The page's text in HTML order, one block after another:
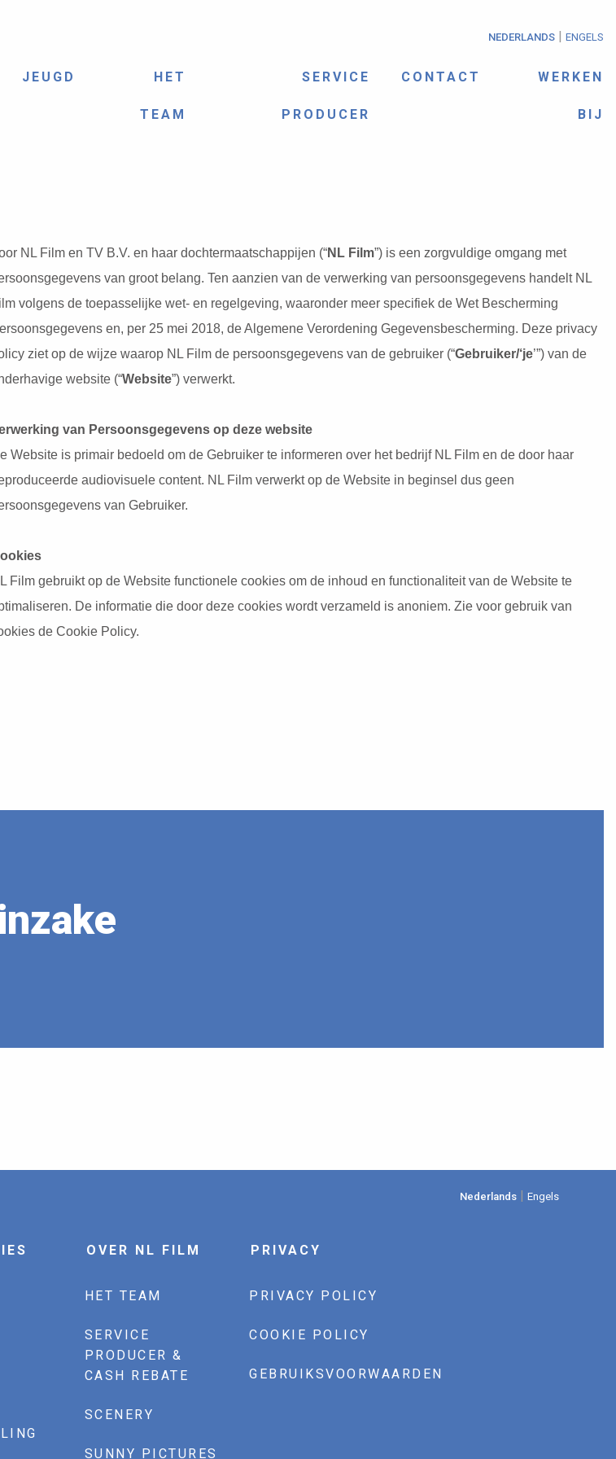
JEUGD HET
TEAM
SERVICE
PRODUCER
CONTACT WERKEN
BIJ
NEDERLANDS | ENGELS
NL Film en TV B.V. en haar dochtermaatschappijen (“NL Film”) is een zorgvuldige omgang met
van groot belang. Ten aanzien van de verwerking van persoonsgegevens handelt NL
volgens de toepasselijke wet- en regelgeving, waaronder meer specifiek de Wet Bescherming
en, per 25 mei 2018, de Algemene Verordening Gegevensbescherming. Deze privacy
ziet op de wijze waarop NL Film de persoonsgegevens van de gebruiker (“Gebruiker/‘je’”) van de
website (“Website”) verwerkt.
van Persoonsgegevens op deze website
Website is primair bedoeld om de Gebruiker te informeren over het bedrijf NL Film en de door haar
audiovisuele content. NL Film verwerkt op de Website in beginsel dus geen
van Gebruiker.
Film gebruikt op de Website functionele cookies om de inhoud en functionaliteit van de Website te
De informatie die door deze cookies wordt verzameld is anoniem. Zie voor gebruik van
de Cookie Policy.
OVER NL FILM
HET TEAM
SERVICE
PRODUCER &
CASH REBATE
SCENERY
SUNNY PICTURES
PRIVACY
PRIVACY POLICY
COOKIE POLICY
GEBRUIKSVOORWAARDEN
Nederlands | Engels